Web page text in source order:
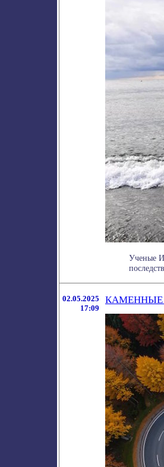
Ученые
02.05.2025
17:09
КАМЕННЫЕ